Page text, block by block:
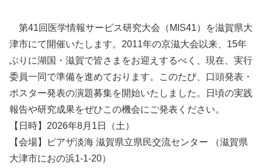
第41回医学情報サービス研究大会（MIS41）を滋賀県大
津市にて開催いたします。2011年の京滋大会以来、15年
ぶりに湖国・滋賀で皆さまをお迎えするべく、現在、実行
委員一同で準備を進めております。このたび、口頭発表・
ポスター発表の演題募集を開始いたしました。日頃の実践
報告や研究成果をぜひこの機会にご発表ください。
【日時】2026年8月1日（土）
【会場】ピアザ淡海 滋賀県立県民交流センター （滋賀県
大津市におの浜1-1-20）